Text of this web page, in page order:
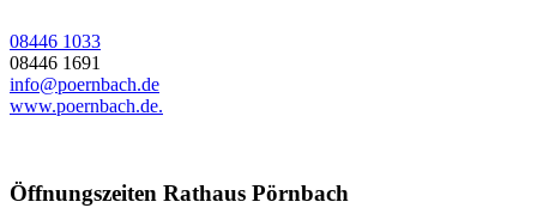
08446 1033
08446 1691
info@poernbach.de
www.poernbach.de.
Öffnungszeiten Rathaus Pörnbach